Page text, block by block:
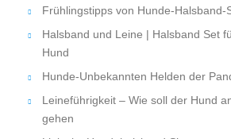
Frühlingstipps von Hunde-Halsband-
Halsband und Leine | Halsband Set
Hund
Hunde-Unbekannten Helden der
Leineführigkeit – Wie soll der Hund
gehen